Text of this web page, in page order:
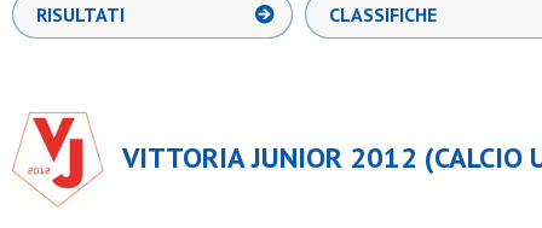
RISULTATI CLASSIFICHE
VITTORIA JUNIOR 2012 (CALCIO